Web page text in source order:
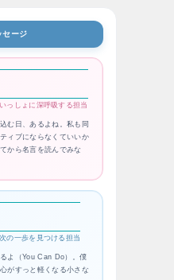
ージ
っしょに深呼吸する担当
む日、あるよね。私も同
ィブにならなくていいか
から名言を読んでみな
の一歩を見つける担当
よ（You Can Do）。僕
がすっと軽くなる小さな